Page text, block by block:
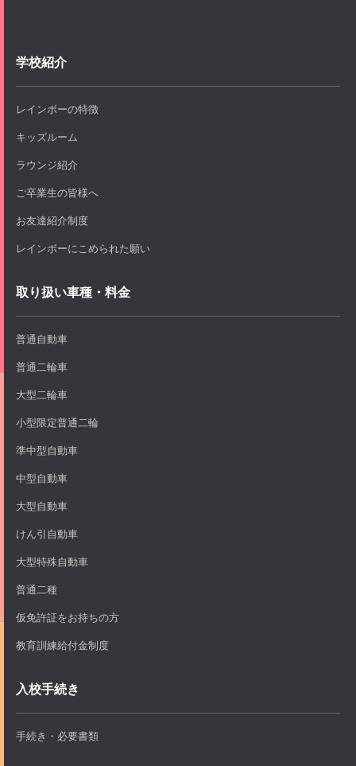
学校紹介
レインボーの特徴
キッズルーム
ラウンジ紹介
ご卒業生の皆様へ
お友達紹介制度
レインボーにこめられた願い
取り扱い車種・料金
普通自動車
普通二輪車
大型二輪車
小型限定普通二輪
準中型自動車
中型自動車
大型自動車
けん引自動車
大型特殊自動車
普通二種
仮免許証をお持ちの方
教育訓練給付金制度
入校手続き
手続き・必要書類